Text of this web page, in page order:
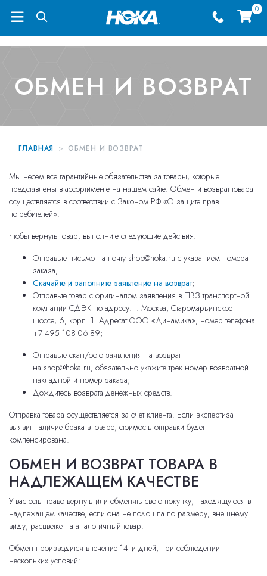
Меню
0
ОБМЕН И ВОЗВРАТ
ГЛАВНАЯ ОБМЕН И ВОЗВРАТ
Мы несем все гарантийные обязательства за товары, которые
представлены в ассортименте на нашем сайте. Обмен и возврат товара
осуществляется в соответствии с Законом РФ «О защите прав
потребителей».
Чтобы вернуть товар, выполните следующие действия:
Отправьте письмо на почту shop@hoka.ru с указанием номера
заказа;
Скачайте и заполните заявление на возврат;
Отправьте товар с оригиналом заявления в ПВЗ транспортной
компании СДЭК по адресу: г. Москва, Старомарьинское
шоссе, 6, корп. 1. Адресат ООО «Динамика», номер телефона
+7 495 108-06-89;
Отправьте скан/фото заявления на возврат
на shop@hoka.ru, обязательно укажите трек номер возвратной
накладной и номер заказа;
Дождитесь возврата денежных средств.
Отправка товара осуществляется за счет клиента. Если экспертиза
выявит наличие брака в товаре, стоимость отправки будет
компенсирована.
ОБМЕН И ВОЗВРАТ ТОВАРА В
НАДЛЕЖАЩЕМ КАЧЕСТВЕ
У вас есть право вернуть или обменять свою покупку, находящуюся в
надлежащем качестве, если она не подошла по размеру, внешнему
виду, расцветке на аналогичный товар.
Обмен производится в течение 14-ти дней, при соблюдении
нескольких условий: